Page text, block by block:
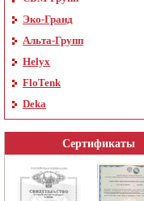
Эко-Гранд
Альта-Групп
Helyx
FloTenk
Deka
Сертификаты